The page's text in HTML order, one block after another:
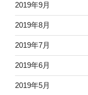
2019年9月
2019年8月
2019年7月
2019年6月
2019年5月